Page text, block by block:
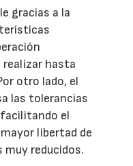
gracias a la
hasta
otro lado, el
las tolerancias
el
libertad de
muy reducidos.